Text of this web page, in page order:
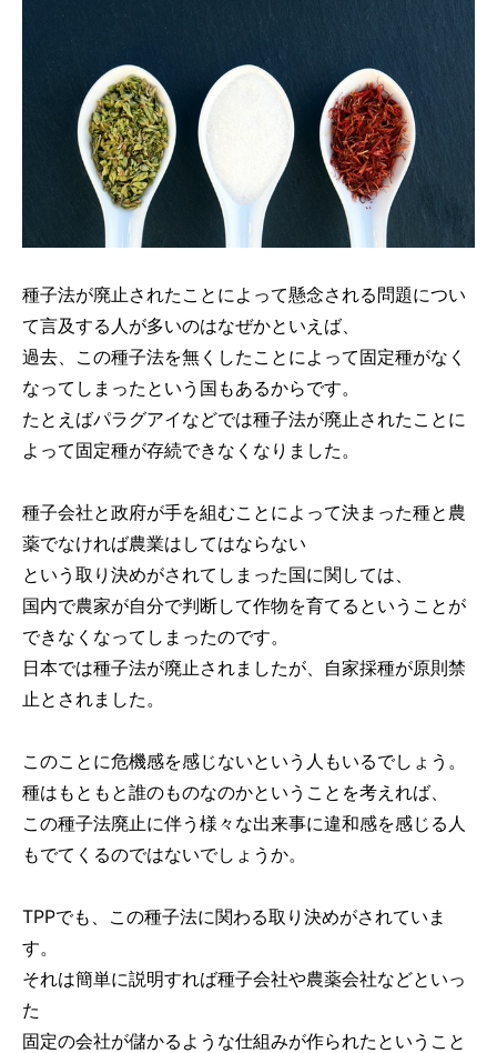
種子法が廃止されたことによって懸念される問題につい
て言及する人が多いのはなぜかといえば、
過去、この種子法を無くしたことによって固定種がなく
なってしまったという国もあるからです。
たとえばパラグアイなどでは種子法が廃止されたことに
よって固定種が存続できなくなりました。
種子会社と政府が手を組むことによって決まった種と農
薬でなければ農業はしてはならない
という取り決めがされてしまった国に関しては、
国内で農家が自分で判断して作物を育てるということが
できなくなってしまったのです。
日本では種子法が廃止されましたが、自家採種が原則禁
止とされました。
このことに危機感を感じないという人もいるでしょう。
種はもともと誰のものなのかということを考えれば、
この種子法廃止に伴う様々な出来事に違和感を感じる人
もでてくるのではないでしょうか。
TPPでも、この種子法に関わる取り決めがされていま
す。
それは簡単に説明すれば種子会社や農薬会社などといっ
た
固定の会社が儲かるような仕組みが作られたということ